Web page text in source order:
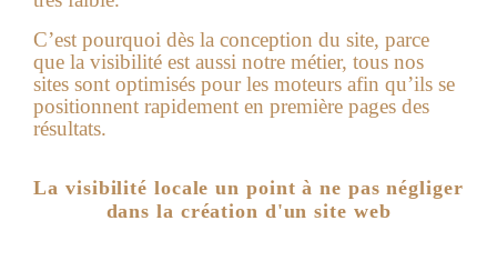
C’est pourquoi dès la conception du site, parce
que la visibilité est aussi notre métier, tous nos
sites sont optimisés pour les moteurs afin qu’ils se
positionnent rapidement en première pages des
résultats.
La visibilité locale un point à ne pas négliger
dans la création d'un site web